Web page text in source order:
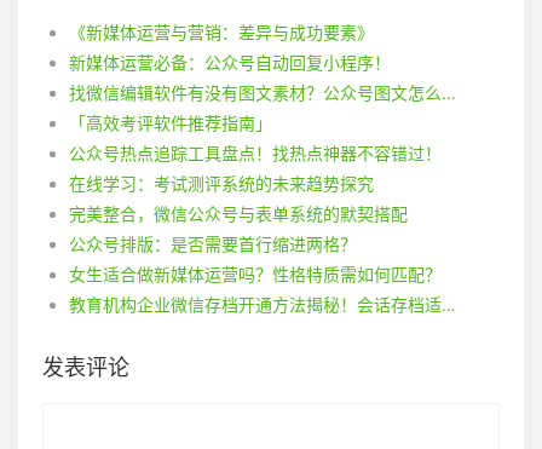
《新媒体运营与营销：差异与成功要素》
新媒体运营必备：公众号自动回复小程序！
找微信编辑软件有没有图文素材？公众号图文怎么制作？
「高效考评软件推荐指南」
公众号热点追踪工具盘点！找热点神器不容错过！
在线学习：考试测评系统的未来趋势探究
完美整合，微信公众号与表单系统的默契搭配
公众号排版：是否需要首行缩进两格？
女生适合做新媒体运营吗？性格特质需如何匹配？
教育机构企业微信存档开通方法揭秘！会话存档适用于教育机构吗？
发表评论